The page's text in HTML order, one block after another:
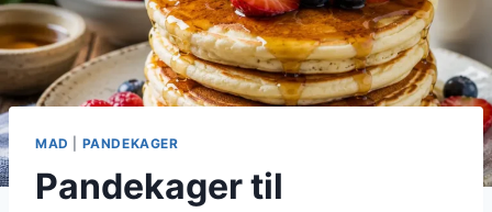
MAD PANDEKAGER
Pandekager til